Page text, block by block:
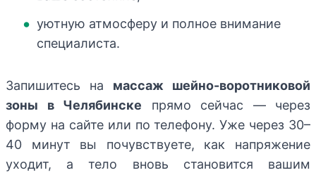
уютную атмосферу и полное внимание
специалиста.
Запишитесь на массаж шейно-воротниковой
зоны в Челябинске прямо сейчас — через
форму на сайте или по телефону. Уже через 30–
40 минут вы почувствуете, как напряжение
уходит, а тело вновь становится вашим